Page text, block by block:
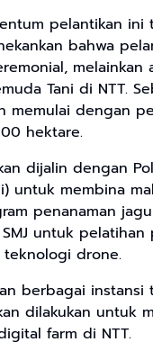
pelantikan ini
bahwa
melainkan
Tani di NTT.
memulai dengan
hektare.
dijalin dengan
untuk membina
penanaman
untuk pelatihan
drone.
berbagai instansi
dilakukan untuk
farm di NTT.